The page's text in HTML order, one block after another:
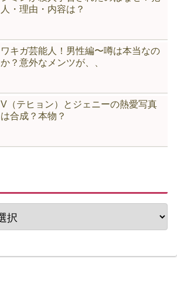
人・理由・内容は？
ワキガ芸能人！男性編〜噂は本当なの
か？意外なメンツが、、
V（テヒョン）とジェニーの熱愛写真
は合成？本物？